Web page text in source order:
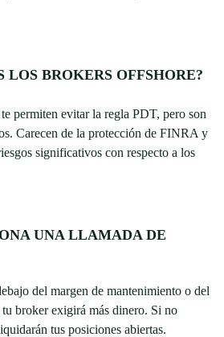
LOS BROKERS OFFSHORE?
permiten evitar la regla PDT, pero son
Carecen de la protección de FINRA y
significativos con respecto a los
UNA LLAMADA DE
del margen de mantenimiento o del
broker exigirá más dinero. Si no
tus posiciones abiertas.